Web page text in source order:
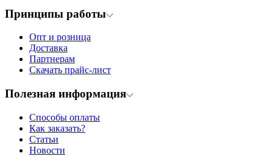
Принципы работы
Опт и розница
Доставка
Партнерам
Скачать прайс-лист
Полезная информация
Способы оплаты
Как заказать?
Статьи
Новости